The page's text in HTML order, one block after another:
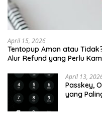
April 15, 2026
Tentopup Aman atau
Alur Refund yang Perlu
April 13,
Passkey,
yang